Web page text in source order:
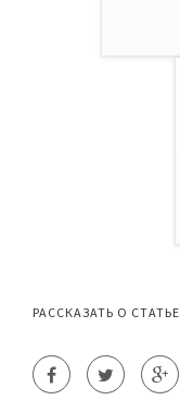
РАССКАЗАТЬ О СТАТЬЕ